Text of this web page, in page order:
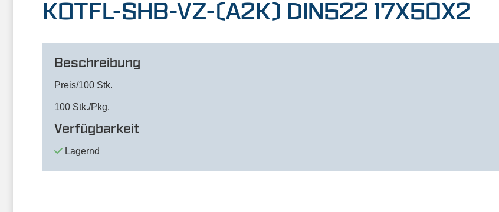
KOTFL-SHB-VZ-(A2K) DIN522 17X50X2
Beschreibung
Preis/100 Stk.
100 Stk./Pkg.
Verfügbarkeit
Lagernd